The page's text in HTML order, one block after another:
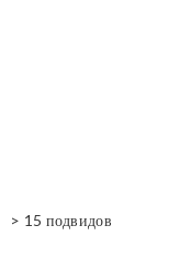
> 15 подвидов